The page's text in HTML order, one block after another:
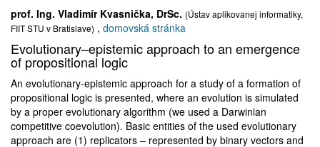
prof. Ing. Vladimír Kvasnička, DrSc. (Ústav aplikovanej informatiky,
FIIT STU v Bratislave) , domovská stránka
Evolutionary–epistemic approach to an emergence
of propositional logic
An evolutionary-epistemic approach for a study of a formation of
propositional logic is presented, where an evolution is simulated
by a proper evolutionary algorithm (we used a Darwinian
competitive coevolution). Basic entities of the used evolutionary
approach are (1) replicators – represented by binary vectors and